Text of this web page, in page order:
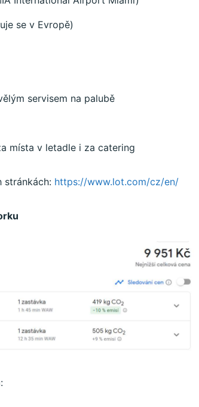
se v Evropě)
servisem na palubě
místa v letadle i za catering
stránkách: https://www.lot.com/cz/en/